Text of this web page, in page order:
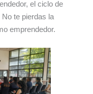
el ciclo de
te pierdas la
emprendedor.